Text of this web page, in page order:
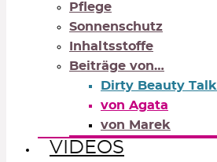
Pflege
Sonnenschutz
Inhaltsstoffe
Beiträge von…
Dirty Beauty Talk
von Agata
von Marek
VIDEOS